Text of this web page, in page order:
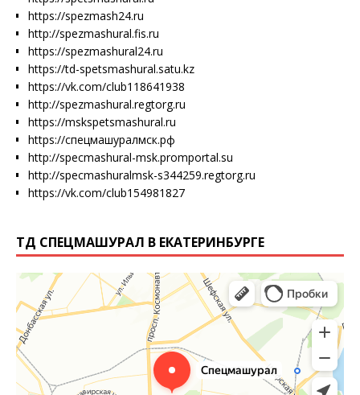
https://spezmash24.ru
http://spezmashural.fis.ru
https://spezmashural24.ru
https://td-spetsmashural.satu.kz
https://vk.com/club118641938
http://spezmashural.regtorg.ru
https://mskspetsmashural.ru
https://спецмашуралмск.рф
http://specmashural-msk.promportal.su
http://specmashuralmsk-s344259.regtorg.ru
https://vk.com/club154981827
ТД СПЕЦМАШУРАЛ В ЕКАТЕРИНБУРГЕ